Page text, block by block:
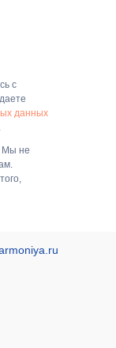
Мы не
с
данных